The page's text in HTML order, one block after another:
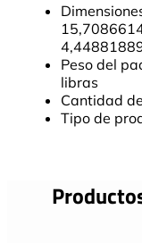
Peso del
libras
Cantidad
Tipo de